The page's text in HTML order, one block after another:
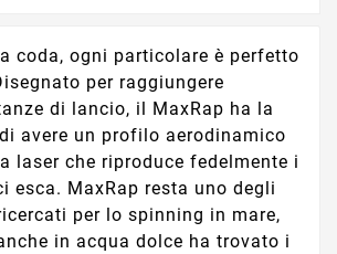
coda, ogni particolare è perfetto
per raggiungere
di lancio, il MaxRap ha la
avere un profilo aerodinamico
laser che riproduce fedelmente i
esca. MaxRap resta uno degli
per lo spinning in mare,
in acqua dolce ha trovato i